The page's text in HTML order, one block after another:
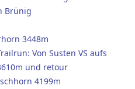
Brünig
3448m
Von Susten VS aufs
und retour
4199m